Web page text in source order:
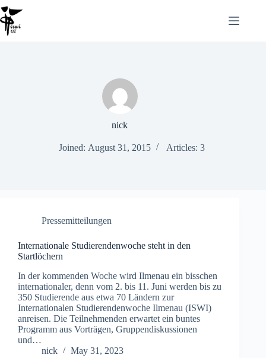
nick
Joined: August 31, 2015 Articles: 3
Pressemitteilungen
Internationale Studierendenwoche steht in den
Startlöchern
In der kommenden Woche wird Ilmenau ein bisschen
internationaler, denn vom 2. bis 11. Juni werden bis zu
350 Studierende aus etwa 70 Ländern zur
Internationalen Studierendenwoche Ilmenau (ISWI)
anreisen. Die Teilnehmenden erwartet ein buntes
Programm aus Vorträgen, Gruppendiskussionen
und…
nick
May 31, 2023